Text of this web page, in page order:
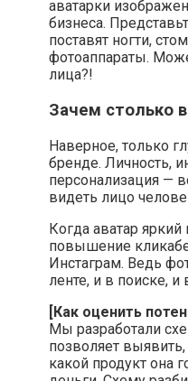
аватарки
бизнеса.
поставят ногти,
фотоаппараты.
лица?!
Зачем столько
Наверное, только
бренде. Личность,
персонализация —
видеть лицо
Когда аватар яркий
повышение
Инстаграм. Ведь
ленте, и в поиске,
[Как оценить
Мы разработали
позволяет
какой продукт она